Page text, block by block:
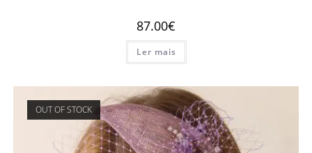
87.00€
Ler mais
OUT OF STOCK